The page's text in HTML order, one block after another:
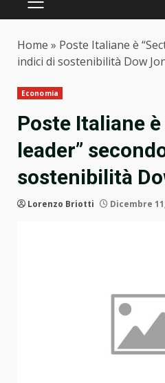
PRIMARY
Home » Poste Italiane è
indici di sostenibilità Dow
Economia
Poste Italiane
leader”
sostenibilità
Lorenzo Briotti Dicembre